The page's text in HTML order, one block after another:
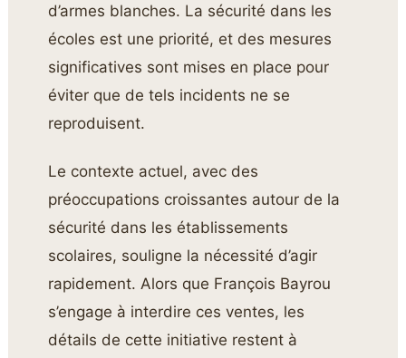
d’armes blanches. La sécurité dans les
écoles est une priorité, et des mesures
significatives sont mises en place pour
éviter que de tels incidents ne se
reproduisent.
Le contexte actuel, avec des
préoccupations croissantes autour de la
sécurité dans les établissements
scolaires, souligne la nécessité d’agir
rapidement. Alors que François Bayrou
s’engage à interdire ces ventes, les
détails de cette initiative restent à